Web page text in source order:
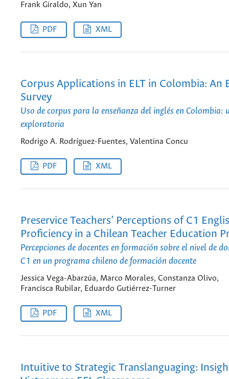
Frank Giraldo, Xun Yan
PDF XML
Corpus Applications in ELT in Colombia: An
Survey
Uso de corpus para la enseñanza del inglés en Colombia:
exploratoria
Rodrigo A. Rodríguez-Fuentes, Valentina Concu
PDF XML
Preservice Teachers’ Perceptions of C1
Proficiency in a Chilean Teacher Education
Percepciones de docentes en formación sobre el nivel de
C1 en un programa chileno de formación docente
Jessica Vega-Abarzúa, Marco Morales, Constanza Olivo,
Francisca Rubilar, Eduardo Gutiérrez-Turner
PDF XML
Intuitive to Strategic Translanguaging: